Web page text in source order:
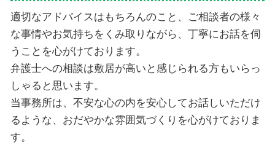
適切なアドバイスはもちろんのこと、ご相談者の様々
な事情やお気持ちをくみ取りながら、丁寧にお話を伺
うことを心がけております。
弁護士への相談は敷居が高いと感じられる方もいらっ
しゃると思います。
当事務所は、不安な心の内を安心してお話しいただけ
るような、おだやかな雰囲気づくりを心がけておりま
す。